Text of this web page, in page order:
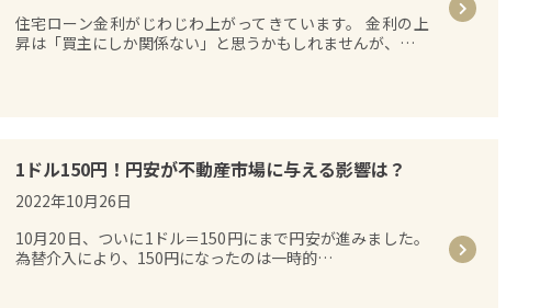
住宅ローン金利がじわじわ上がってきています。 金利の上
昇は「買主にしか関係ない」と思うかもしれませんが、…
1ドル150円！円安が不動産市場に与える影響は？
2022年10月26日
10月20日、ついに1ドル＝150円にまで円安が進みました。
為替介入により、150円になったのは一時的…